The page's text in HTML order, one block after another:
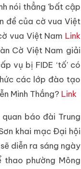
nói thẳng 'bất cập
đề của cờ vua Việt
vua Việt Nam Link
Cờ Việt Nam giải
vụ bị FIDE ‘tố’ có
các lớp đào tạo
Minh Thắng? Link
báo đài Trung
khai mạc Đại hội
diễn ra sáng ngày
phường Mông